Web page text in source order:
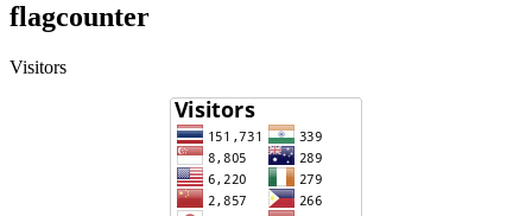
flagcounter
Visitors